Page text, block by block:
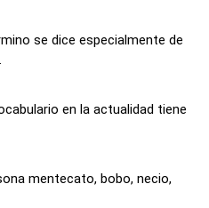
se dice especialmente de
en la actualidad tiene
mentecato, bobo, necio,